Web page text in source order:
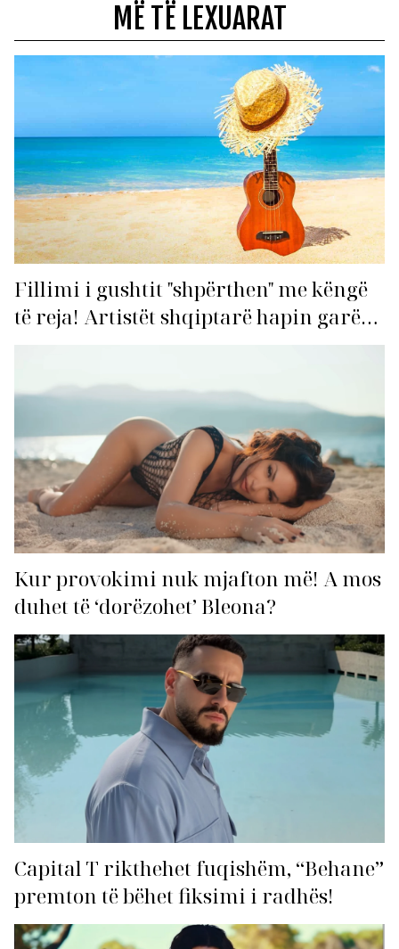
MË TË LEXUARAT
Fillimi i gushtit "shpërthen" me këngë
të reja! Artistët shqiptarë hapin garën
Kur provokimi nuk mjafton më! A mos
duhet të ‘dorëzohet’ Bleona?
Capital T rikthehet fuqishëm, “Behane”
premton të bëhet fiksimi i radhës!